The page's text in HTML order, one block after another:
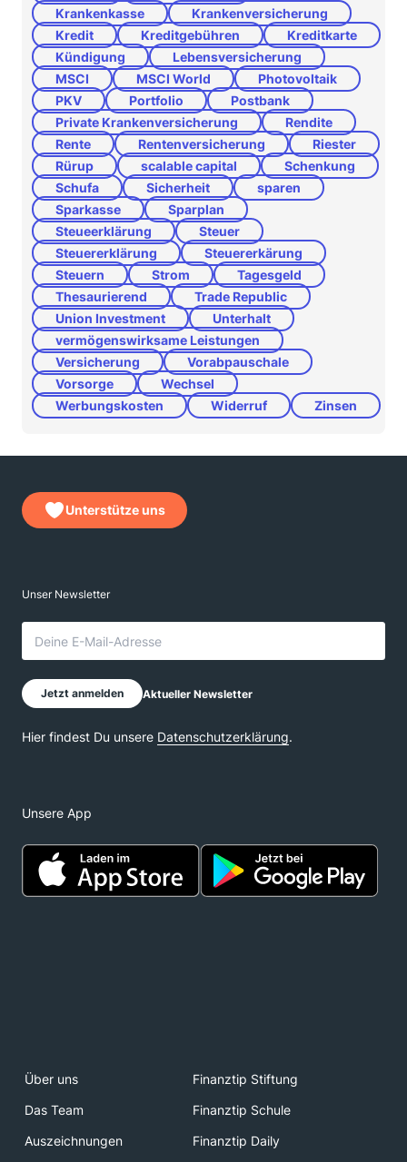
Krankenkasse
Krankenversicherung
Kredit
Kreditgebühren
Kreditkarte
Kündigung
Lebensversicherung
MSCI
MSCI World
Photovoltaik
PKV
Portfolio
Postbank
Private Krankenversicherung
Rendite
Rente
Rentenversicherung
Riester
Rürup
scalable capital
Schenkung
Schufa
Sicherheit
sparen
Sparkasse
Sparplan
Steueerklärung
Steuer
Steuererklärung
Steuererkärung
Steuern
Strom
Tagesgeld
Thesaurierend
Trade Republic
Union Investment
Unterhalt
vermögenswirksame Leistungen
Versicherung
Vorabpauschale
Vorsorge
Wechsel
Werbungskosten
Widerruf Zinsen
Unterstütze uns
Unsere App
Über uns
Finanztip Stiftung
Das Team
Finanztip Schule
Auszeichnungen
Finanztip Daily